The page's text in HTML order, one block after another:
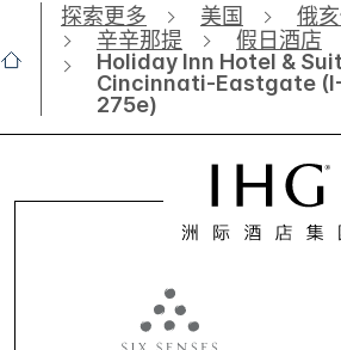
探索更多 美国
俄
辛辛那提
假日酒店
Holiday Inn Hotel &
Cincinnati-Eastgate
275e)